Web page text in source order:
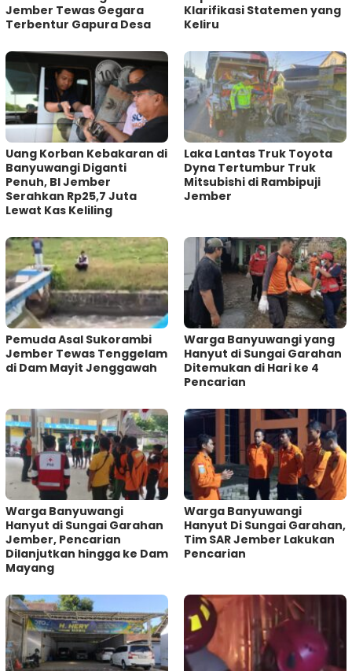
Jember Tewas Gegara
Terbentur Gapura Desa
Klarifikasi Statemen yang
Keliru
Uang Korban Kebakaran di
Banyuwangi Diganti
Penuh, BI Jember
Serahkan Rp25,7 Juta
Lewat Kas Keliling
Laka Lantas Truk Toyota
Dyna Tertumbur Truk
Mitsubishi di Rambipuji
Jember
Pemuda Asal Sukorambi
Jember Tewas Tenggelam
di Dam Mayit Jenggawah
Warga Banyuwangi yang
Hanyut di Sungai Garahan
Ditemukan di Hari ke 4
Pencarian
Warga Banyuwangi
Hanyut di Sungai Garahan
Jember, Pencarian
Dilanjutkan hingga ke Dam
Mayang
Warga Banyuwangi
Hanyut Di Sungai Garahan,
Tim SAR Jember Lakukan
Pencarian